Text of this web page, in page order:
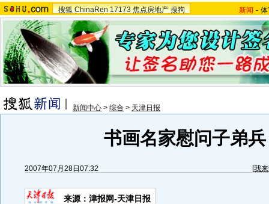
搜狐 ChinaRen 17173 焦点房地产 搜狗 新闻 -
新闻中心 > 综合 > 天津日报
书画名家慰问子弟兵
2007年07月28日07:32 [我
来源：津报网-天津日报